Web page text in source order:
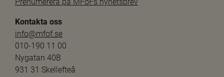
Kontakta oss
info@mfof.se
010-190 11 00
Nygatan 40B
931 31 Skellefteå